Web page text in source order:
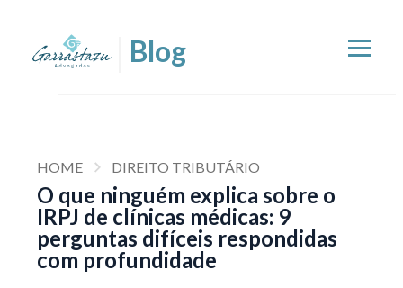
HOME DIREITO TRIBUTÁRIO
O que ninguém explica sobre o
IRPJ de clínicas médicas: 9
perguntas difíceis respondidas
com profundidade